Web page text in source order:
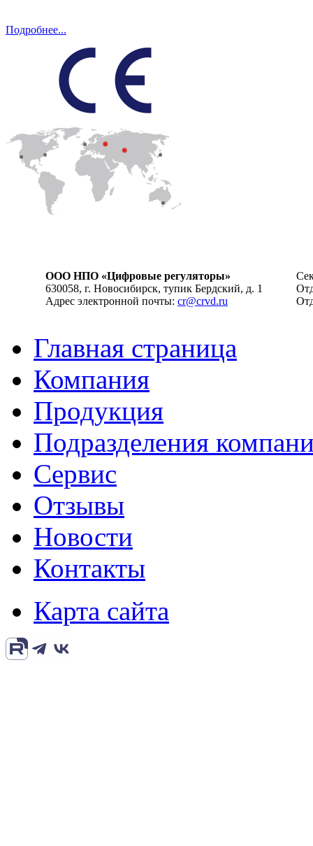
Подробнее...
ООО НПО «Цифровые регуляторы»
630058, г. Новосибирск, тупик Бердский, д. 1
Адрес электронной почты: cr@crvd.ru
Главная страница
Компания
Продукция
Подразделения
Сервис
Отзывы
Новости
Контакты
Карта сайта